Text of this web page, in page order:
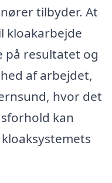
tilbyder. At
kloakarbejde
på resultatet og
af arbejdet,
hvor det
kan